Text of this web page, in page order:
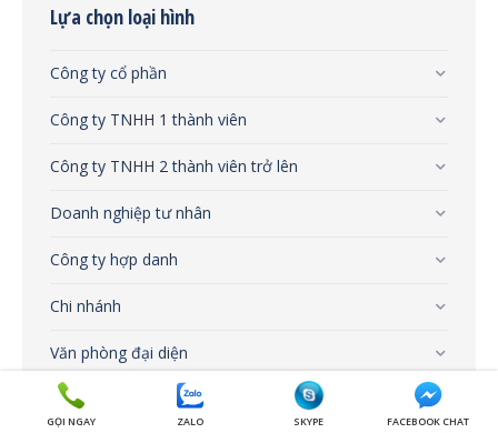
Lựa chọn loại hình
Công ty cổ phần
Công ty TNHH 1 thành viên
Công ty TNHH 2 thành viên trở lên
Doanh nghiệp tư nhân
Công ty hợp danh
Chi nhánh
Văn phòng đại diện
Địa điểm kinh doanh
GỌI NGAY ZALO SKYPE FACEBOOK CHAT